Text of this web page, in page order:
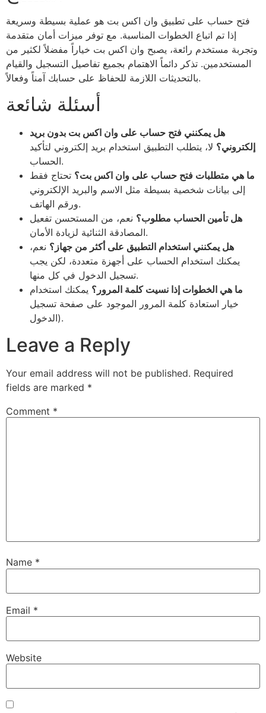
فتح حساب على تطبيق وان اكس بت هو عملية بسيطة وسريعة
إذا تم اتباع الخطوات المناسبة. مع توفر ميزات أمان متقدمة
وتجربة مستخدم رائعة، يصبح وان اكس بت خياراً مفضلاً لكثير من
المستخدمين. تذكر دائماً الاهتمام بجميع تفاصيل التسجيل والقيام
بالتحديثات اللازمة للحفاظ على حسابك آمناً وفعالاً.
أسئلة شائعة
هل يمكنني فتح حساب على وان اكس بت بدون بريد
إلكتروني؟ لا، يتطلب التطبيق استخدام بريد إلكتروني لتأكيد
الحساب.
ما هي متطلبات فتح حساب على وان اكس بت؟ تحتاج فقط
إلى بيانات شخصية بسيطة مثل الاسم والبريد الإلكتروني
ورقم الهاتف.
هل تأمين الحساب مطلوب؟ نعم، من المستحسن تفعيل
المصادقة الثنائية لزيادة الأمان.
هل يمكنني استخدام التطبيق على أكثر من جهاز؟ نعم،
يمكنك استخدام الحساب على أجهزة متعددة، لكن يجب
تسجيل الدخول في كل منها.
ما هي الخطوات إذا نسيت كلمة المرور؟ يمكنك استخدام
خيار استعادة كلمة المرور الموجود على صفحة تسجيل
الدخول).
Leave a Reply
Your email address will not be published. Required
fields are marked *
Comment *
Name *
Email *
Website